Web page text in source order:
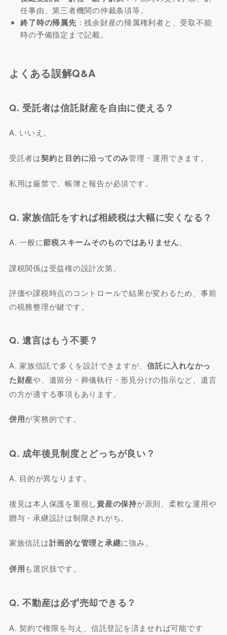
任事由、第三者機関の仲裁条項等。
終了時の帰属先：残余財産の帰属権利者と、受取不能
時の予備指定まで記載。
よくある誤解Q&A
Q. 受託者は信託財産を自由に使える？
A. いいえ。
受託者は契約と目的に沿ってのみ管理・運用できます。
私用は厳禁で、帳簿と報告が必須です。
Q. 家族信託をすれば相続税は大幅に安くなる？
A. 一般に節税スキームそのものではありません。
課税関係は受益権の設計次第。
評価や課税時点のコントロールで結果が変わるため、事前
の税務整理が鍵です。
Q. 遺言はもう不要？
A. 家族信託で多くを設計できますが、信託に入れなかっ
た財産や、遺留分・葬儀執行・形見分けの指示など、遺言
の方が適する事項もあります。
併用が実務的です。
Q. 成年後見制度とどっちが良い？
A. 目的が異なります。
後見は本人保護を重視し資産の保持が原則、柔軟な運用や
贈与・承継設計は制限されがち。
家族信託は計画的な管理と承継に強み。
併用も選択肢です。
Q. 不動産は必ず売却できる？
A. 契約で権限を与え、信託登記を済ませれば可能です